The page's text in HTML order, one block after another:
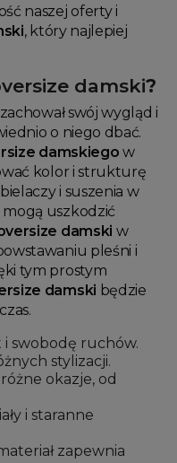
naszej oferty i
, który najlepiej
damski?
zachował swój wygląd i
o niego dbać.
damskiego w
kolor i strukturę
i suszenia w
uszkodzić
damski w
pleśni i
tym prostym
damski będzie
swobodę ruchów.
stylizacji.
okazje, od
i staranne
zapewnia